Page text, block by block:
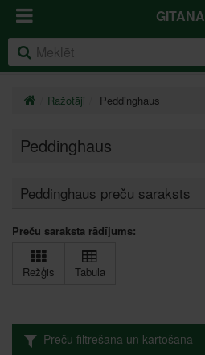
GITANA
Ražotāji Peddinghaus
Peddinghaus
Peddinghaus preču saraksts
Preču saraksta rādījums:
Režģis Tabula
Preču filtrēšana un kārtošana